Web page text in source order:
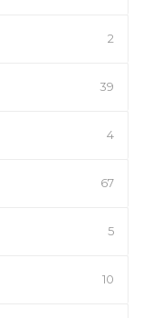
2
39
4
67
5
10